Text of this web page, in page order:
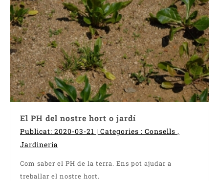
El PH del nostre hort o jardí
Publicat: 2020-03-21 | Categories : Consells ,
Jardineria
Com saber el PH de la terra. Ens pot ajudar a
treballar el nostre hort.